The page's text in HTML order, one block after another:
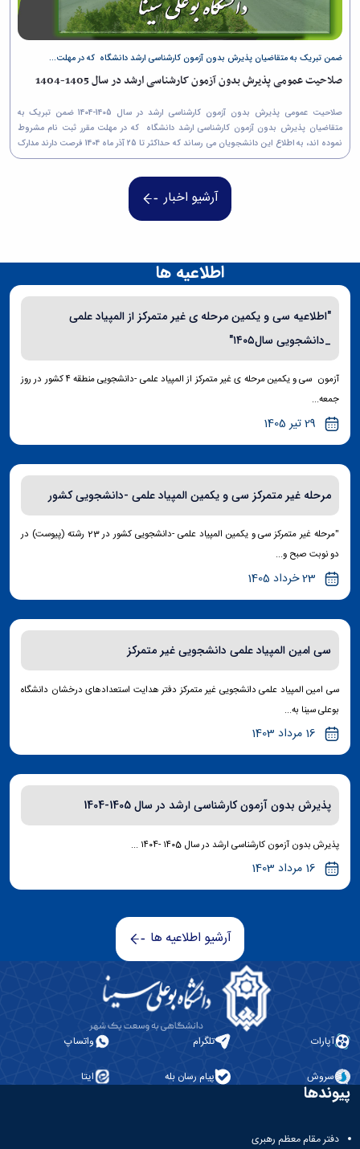
ضمن تبریک به متقاضیان پذیرش بدون آزمون کارشناسی ارشد دانشگاه که در مهلت...
صلاحیت عمومی پذیرش بدون آزمون کارشناسی ارشد در سال 1405-1404
صلاحیت عمومی پذیرش بدون آزمون کارشناسی ارشد در سال 1405-1404 ضمن تبریک به
متقاضیان پذیرش بدون آزمون کارشناسی ارشد دانشگاه که در مهلت مقرر ثبت نام مشروط
نموده اند، به اطلاع این دانشجویان می رساند که حداکثر تا 25 آذر ماه 1404 فرصت دارند مدارک
لازم که در زیر آمده است را جهت بررسی...
آرشیو اخبار
اطلاعیه ها
"اطلاعیه سی و یکمین مرحله ی غیر متمرکز از المپیاد علمی
_دانشجویی سال۱۴۰۵"
آزمون سی و یکمین مرحله ی غیر متمرکز از المپیاد علمی -دانشجویی منطقه ۴ کشور در روز
جمعه...
29 تیر 1405
مرحله غیر متمرکز سی و یکمین المپیاد علمی -دانشجویی کشور
"مرحله غیر متمرکز سی و یکمین المپیاد علمی -دانشجویی کشور در 23 رشته (پیوست) در
دو نوبت صبح و...
23 خرداد 1405
سی امین المپیاد علمی دانشجویی غیر متمرکز
سی امین المپیاد علمی دانشجویی غیر متمرکز دفتر هدایت استعدادهای درخشان دانشگاه
بوعلی سینا به...
16 مرداد 1403
پذیرش بدون آزمون کارشناسی ارشد در سال 1405-1404
پذیرش بدون آزمون کارشناسی ارشد در سال ۱۴۰5 -۱۴۰4 ...
16 مرداد 1403
آرشیو اطلاعیه ها
آپارات تلگرام واتساپ
سروش پیام رسان بله ایتا
پیوندها
دفتر مقام معظم رهبری